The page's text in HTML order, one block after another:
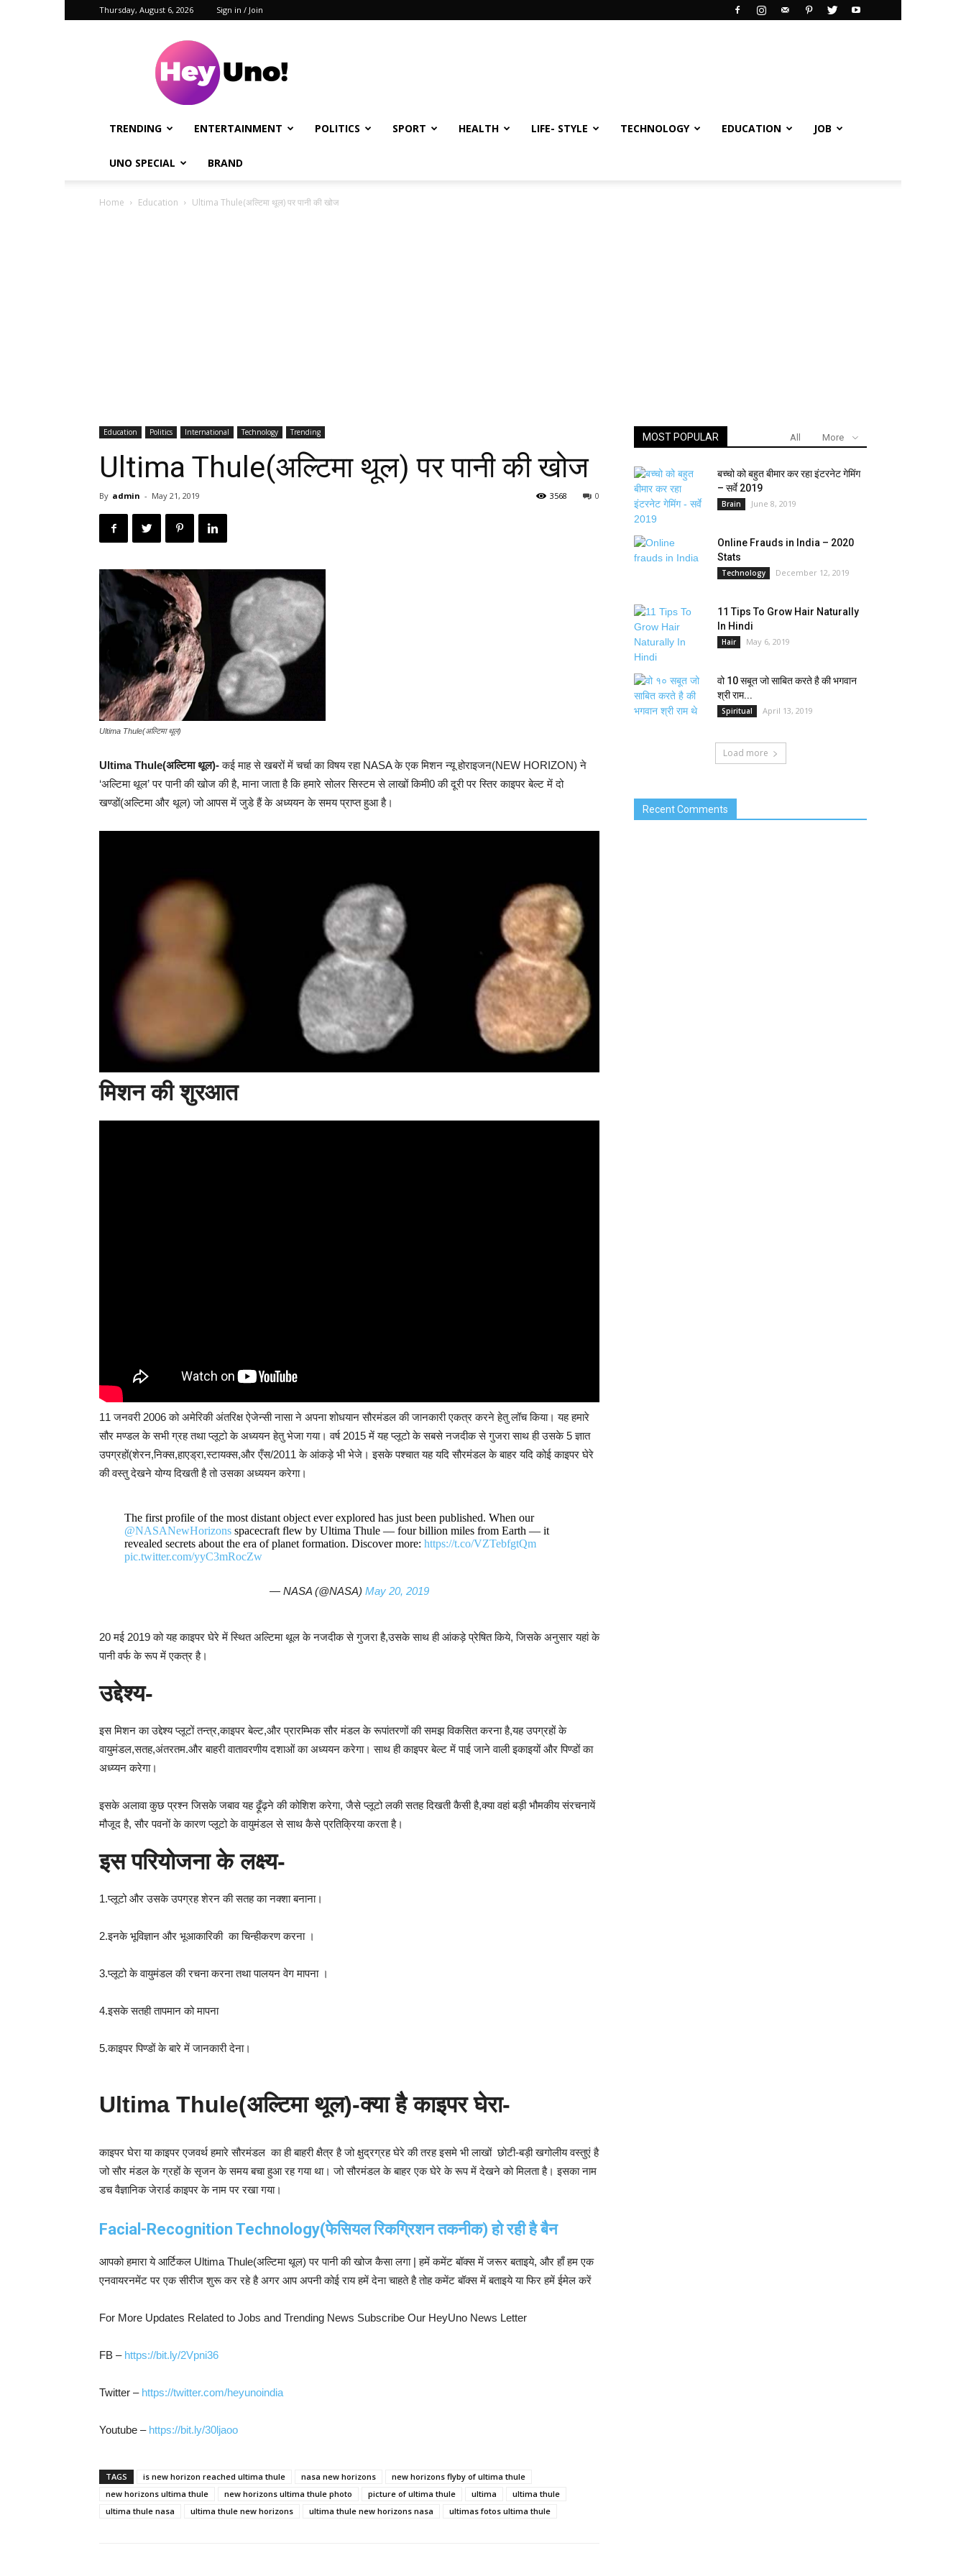
Thursday, August 6, 2026 Sign in / Join
Uno!
TRENDING ENTERTAINMENT POLITICS SPORT HEALTH LIFE- STYLE TECHNOLOGY EDUCATION JOB
UNO SPECIAL BRAND
Home Education Ultima Thule(अल्टिमा थूल) पर पानी की खोज
Education Politics International Technology Trending
Ultima Thule(अल्टिमा थूल) पर पानी की खोज
By admin - May 21, 2019 0
3568
Ultima Thule(अल्टिमा थूल)
Ultima Thule(अल्टिमा थूल)-कई माह से खबरों में चर्चा का विषय रहा NASA के एक मिशन न्यू होराइजन(NEW HORIZON) ने
‘अल्टिमा थूल’ पर पानी की खोज की है, माना जाता है कि हमारे सोलर सिस्टम से लाखों किमी0 की दूरी पर स्तिर काइपर बेल्ट में दो
खण्डों(अल्टिमा और थूल) जो आपस में जुडे हैं के अध्ययन के समय प्राप्त हुआ है।
मिशन की शुरआत
11 जनवरी 2006 को अमेरिकी अंतरिक्ष ऐजेन्सी नासा ने अपना शोधयान सौरमंडल की जानकारी एकत्र करने हेतु लॉच किया। यह हमारे
सौर मण्डल के सभी ग्रह तथा प्लूटो के अध्ययन हेतु भेजा गया। वर्ष 2015 में यह प्लूटो के सबसे नजदीक से गुजरा साथ ही उसके 5 ज्ञात
उपग्रहों(शेरन,निक्स,हाएड्रा,स्टायक्स,और एँस/2011 के आंकड़े भी भेजे। इसके पश्चात यह यदि सौरमंडल के बाहर यदि कोई काइपर घेरे
की वस्तु देखने योग्य दिखती है तो उसका अध्ययन करेगा।
The first profile of the most distant object ever explored has just been published. When our
@NASANewHorizonsspacecraft flew by Ultima Thule — four billion miles from Earth — it
revealed secrets about the era of planet formation. Discover more: https://t.co/VZTebfgtQm
pic.twitter.com/yyC3mRocZw
— NASA (@NASA) May 20, 2019
20 मई 2019 को यह काइपर घेरे में स्थित अल्टिमा थूल के नजदीक से गुजरा है,उसके साथ ही आंकड़े प्रेषित किये, जिसके अनुसार यहां के
पानी वर्फ के रूप में एकत्र है।
उद्देश्य-
इस मिशन का उद्देश्य प्लूटों तन्त्र,काइपर बेल्ट,और प्रारम्भिक सौर मंडल के रूपांतरणों की समझ विकसित करना है,यह उपग्रहों के
वायुमंडल,सतह,अंतरतम.और बाहरी वातावरणीय दशाओं का अध्ययन करेगा। साथ ही काइपर बेल्ट में पाई जाने वाली इकाइयों और पिण्डों का
अध्य्यन करेगा।
इसके अलावा कुछ प्रश्न जिसके जबाव यह ढ़ूँढ़ने की कोशिश करेगा, जैसे प्लूटो लकी सतह दिखती कैसी है,क्या वहां बड़ी भौमकीय संरचनायें
मौजूद है, सौर पवनों के कारण प्लूटो के वायुमंडल से साथ कैसे प्रतिक्रिया करता है।
इस परियोजना के लक्ष्य-
1.प्लूटो और उसके उपग्रह शेरन की सतह का नक्शा बनाना।
2.इनके भूविज्ञान और भूआकारिकी का चिन्हीकरण करना ।
3.प्लूटो के वायुमंडल की रचना करना तथा पालयन वेग मापना ।
4.इसके सतही तापमान को मापना
5.काइपर पिण्डों के बारे में जानकारी देना।
Ultima Thule(अल्टिमा थूल)-क्या है काइपर घेरा-
काइपर घेरा या काइपर एजवर्थ हमारे सौरमंडल का ही बाहरी क्षैत्र है जो क्षुद्रग्रह घेरे की तरह इसमे भी लाखों छोटी-बड़ी खगोलीय वस्तुएं है
जो सौर मंडल के ग्रहों के सृजन के समय बचा हुआ रह गया था। जो सौरमंडल के बाहर एक घेरे के रूप में देखने को मिलता है। इसका नाम
डच वैज्ञानिक जेरार्ड काइपर के नाम पर रखा गया।
Facial-Recognition Technology(फेसियल रिकग्रिशन तकनीक) हो रही है बैन
आपको हमारा ये आर्टिकल Ultima Thule(अल्टिमा थूल) पर पानी की खोज कैसा लगा | हमें कमेंट बॉक्स में जरूर बताइये, और हाँ हम एक
एनवायरनमेंट पर एक सीरीज शुरू कर रहे है अगर आप अपनी कोई राय हमें देना चाहते है तोह कमेंट बॉक्स में बताइये या फिर हमें ईमेल करें
For More Updates Related to Jobs and Trending News Subscribe Our HeyUno News Letter
FB – https://bit.ly/2Vpni36
Twitter – https://twitter.com/heyunoindia
Youtube – https://bit.ly/30ljaoo
TAGS is new horizon reached ultima thule nasa new horizons
new horizons flyby of ultima thule
new horizons ultima thule
new horizons ultima thule photo picture of ultima thule ultima
ultima thule
ultima thule nasa
ultima thule new horizons ultima thule new horizons nasa ultimas fotos ultima thule
MOST POPULAR All More
बच्चो को बहुत बीमार कर रहा इंटरनेट गेमिंग
– सर्वे 2019
Brain June 8, 2019
Online Frauds in India – 2020
Stats
Technology December 12, 2019
11 Tips To Grow Hair Naturally
In Hindi
Hair May 6, 2019
वो 10 सबूत जो साबित करते है की भगवान
श्री राम...
Spiritual April 13, 2019
Load more
Recent Comments